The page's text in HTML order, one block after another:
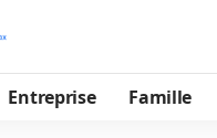
Entreprise Famille